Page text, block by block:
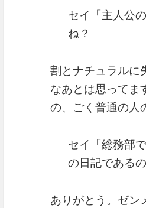
セイ「主人公
ね？」
割とナチュラルに
なあとは思ってま
の、ごく普通の人
セイ「総務部
の日記である
ありがとう。ゼン